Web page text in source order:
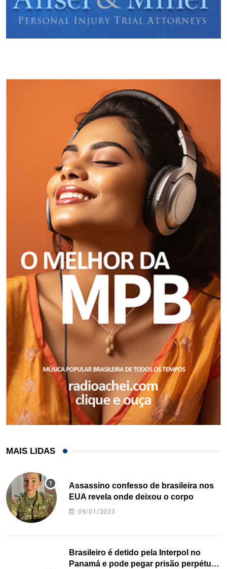
MAIS LIDAS
Assassino confesso de brasileira nos
EUA revela onde deixou o corpo
09/01/2023
Brasileiro é detido pela Interpol no
Panamá e pode pegar prisão perpétua